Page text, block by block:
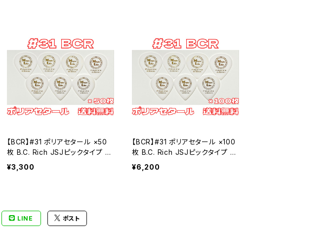
【BCR】#31 ポリアセタール ×50
枚 B.C. Rich JSJピックタイプ M
Lピック【送料込み】
¥3,300
【BCR】#31 ポリアセタール ×100
枚 B.C. Rich JSJピックタイプ M
Lピック【送料込み】
¥6,200
LINE ポスト